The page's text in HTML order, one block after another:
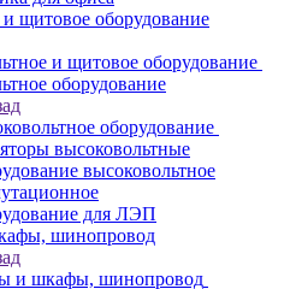
щитовое оборудование
и щитовое оборудование
оборудование
оборудование
высоковольтные
высоковольтное
для ЛЭП
шинопровод
и шкафы, шинопровод